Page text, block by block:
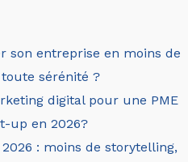
son entreprise en moins de
sérénité ?
digital pour une PME
up en 2026?
: moins de storytelling,